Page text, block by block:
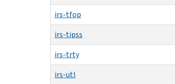
irs-tfop
irs-tipss
irs-trty
irs-utl